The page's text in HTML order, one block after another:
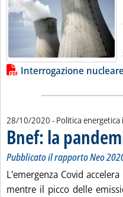
Lista allegati PDF
Interrogazione nucleare
28/10/2020 - Politica
Bnef: la
Pubblicato il rapporto Neo
L'emergenza Covid
mentre il picco delle